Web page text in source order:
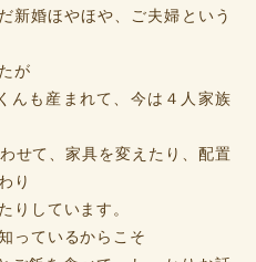
新婚ほやほや、ご夫婦という
が
んも産まれて、今は４人家族
せて、家具を変えたり、配置
り
りしています。
っているからこそ